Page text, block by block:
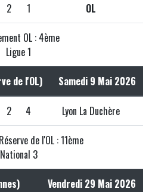
2 1 OL
OL : 4ème
Ligue 1
de l'OL) Samedi 9 Mai 2026
2 4 Lyon La Duchère
de l'OL : 11ème
National 3
Vendredi 29 Mai 2026